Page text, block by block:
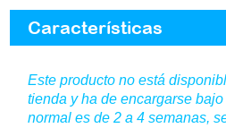
Características
Este producto no está
tienda y ha de encargarse
normal es de 2 a 4 semanas,